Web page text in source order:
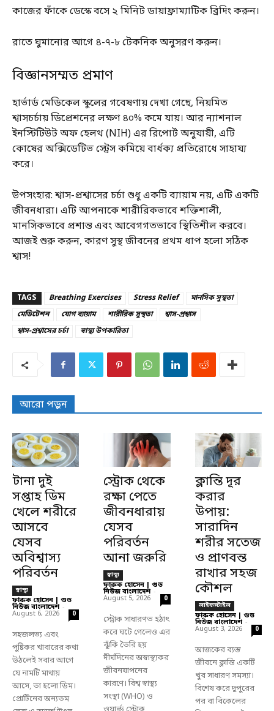
কাজের ফাঁকে ডেস্কে বসে ২ মিনিট ডায়াফ্রাম্যাটিক ব্রিদিং করুন।
রাতে ঘুমানোর আগে ৪-৭-৮ টেকনিক অনুসরণ করুন।
বিজ্ঞানসম্মত প্রমাণ
হার্ভার্ড মেডিকেল স্কুলের গবেষণায় দেখা গেছে, নিয়মিত
শ্বাসচর্চায় ডিপ্রেশনের লক্ষণ ৪০% কমে যায়। আর ন্যাশনাল
ইনস্টিটিউট অফ হেলথ (NIH) এর রিপোর্ট অনুযায়ী, এটি
কোষের অক্সিডেটিভ স্ট্রেস কমিয়ে বার্ধক্য প্রতিরোধে সাহায্য
করে।
উপসংহার: শ্বাস-প্রশ্বাসের চর্চা শুধু একটি ব্যায়াম নয়, এটি একটি
জীবনধারা। এটি আপনাকে শারীরিকভাবে শক্তিশালী,
মানসিকভাবে প্রশান্ত এবং আবেগগতভাবে স্থিতিশীল করবে।
আজই শুরু করুন, কারণ সুস্থ জীবনের প্রথম ধাপ হলো সঠিক
শ্বাস!
TAGS Breathing Exercises Stress Relief
মানসিক সুস্থতা
মেডিটেশন
যোগ ব্যায়াম শারীরিক সুস্থতা
শ্বাস-প্রশ্বাস
শ্বাস-প্রশ্বাসের চর্চা
স্বাস্থ্য উপকারিতা
আরো পড়ুন
টানা দুই
সপ্তাহ ডিম
খেলে শরীরে
আসবে
যেসব
অবিশ্বাস্য
পরিবর্তন
স্বাস্থ্য
ফারুক হোসেন | গুড
নিউজ বাংলাদেশ -
August 6, 2026 0
সহজলভ্য এবং
পুষ্টিকর খাবারের কথা
উঠলেই সবার আগে
যে নামটি মাথায়
আসে, তা হলো ডিম।
প্রোটিনের অন্যতম
স্ট্রোক থেকে
রক্ষা পেতে
জীবনধারায়
যেসব
পরিবর্তন
আনা জরুরি
স্বাস্থ্য
ফারুক হোসেন | গুড
নিউজ বাংলাদেশ -
August 5, 2026 0
স্ট্রোক সাধারণত হঠাৎ
করে ঘটে গেলেও এর
ঝুঁকি তৈরি হয়
দীর্ঘদিনের অস্বাস্থ্যকর
জীবনযাপনের
কারণে। বিশ্ব স্বাস্থ্য
সংস্থা (WHO) ও
ক্লান্তি দূর
করার
উপায়:
সারাদিন
শরীর সতেজ
ও প্রাণবন্ত
রাখার সহজ
কৌশল
লাইফস্টাইল
ফারুক হোসেন | গুড
নিউজ বাংলাদেশ -
August 3, 2026 0
আজকের ব্যস্ত
জীবনে ক্লান্তি একটি
খুব সাধারণ সমস্যা।
বিশেষ করে দুপুরের
পর বা বিকেলের